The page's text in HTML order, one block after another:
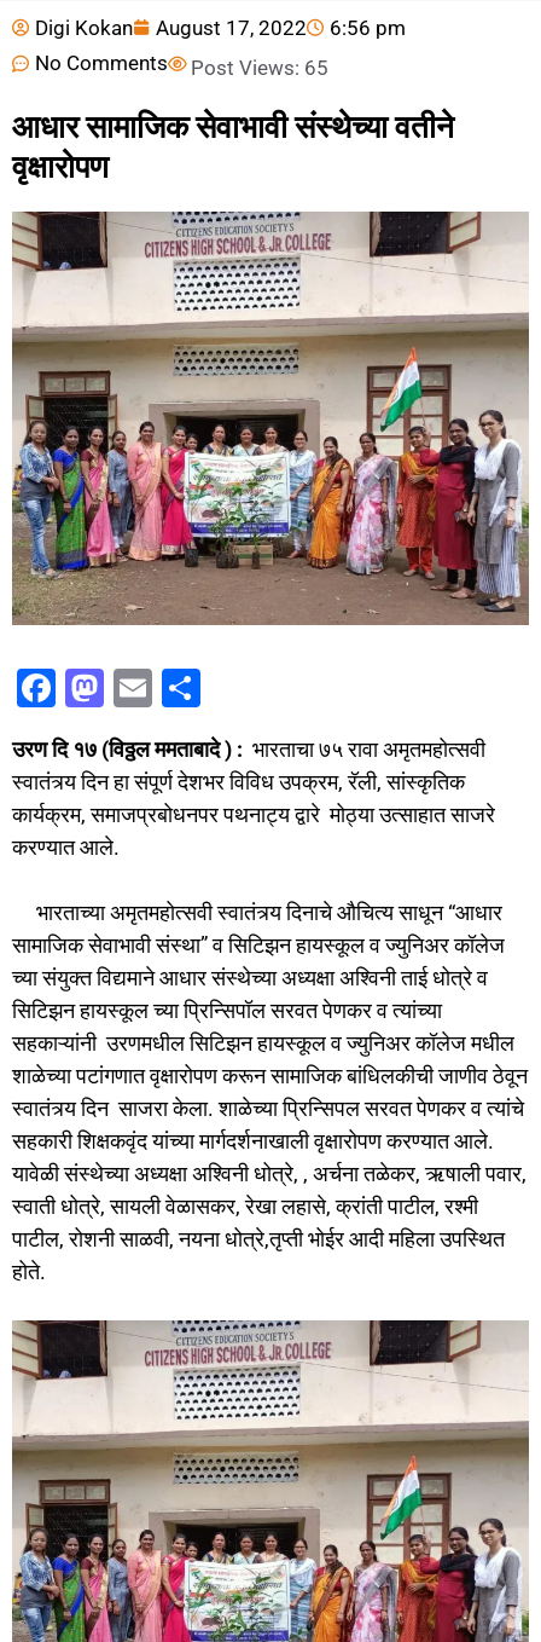
Digi Kokan August 17, 2022
6:56 pm
No Comments
Post Views: 65
आधार सामाजिक सेवाभावी संस्थेच्या वतीने
वृक्षारोपण
F
a
c
e
b
o
k
M
a
st
o
d
n
E
ai
l
h
ar
e
उरण दि १७ (विठ्ठल ममताबादे ) : भारताचा ७५ रावा अमृतमहोत्सवी
स्वातंत्र्य दिन हा संपूर्ण देशभर विविध उपक्रम, रॅली, सांस्कृतिक
कार्यक्रम, समाजप्रबोधनपर पथनाट्य द्वारे मोठ्या उत्साहात साजरे
करण्यात आले.
भारताच्या अमृतमहोत्सवी स्वातंत्र्य दिनाचे औचित्य साधून “आधार
सामाजिक सेवाभावी संस्था” व सिटिझन हायस्कूल व ज्युनिअर कॉलेज
च्या संयुक्त विद्यमाने आधार संस्थेच्या अध्यक्षा अश्विनी ताई धोत्रे व
सिटिझन हायस्कूल च्या प्रिन्सिपॉल सरवत पेणकर व त्यांच्या
सहकाऱ्यांनी उरणमधील सिटिझन हायस्कूल व ज्युनिअर कॉलेज मधील
शाळेच्या पटांगणात वृक्षारोपण करून सामाजिक बांधिलकीची जाणीव ठेवून
स्वातंत्र्य दिन साजरा केला. शाळेच्या प्रिन्सिपल सरवत पेणकर व त्यांचे
सहकारी शिक्षकवृंद यांच्या मार्गदर्शनाखाली वृक्षारोपण करण्यात आले.
यावेळी संस्थेच्या अध्यक्षा अश्विनी धोत्रे, , अर्चना तळेकर, ऋषाली पवार,
स्वाती धोत्रे, सायली वेळासकर, रेखा लहासे, क्रांती पाटील, रश्मी
पाटील, रोशनी साळवी, नयना धोत्रे,तृप्ती भोईर आदी महिला उपस्थित
होते.